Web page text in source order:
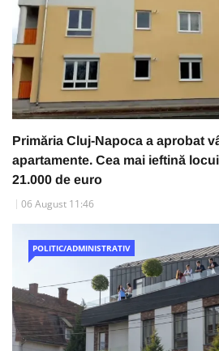
Primăria Cluj-Napoca a aprobat
apartamente. Cea mai ieftină
21.000 de euro
06 August 11:46
POLITIC/ADMINISTRATIV